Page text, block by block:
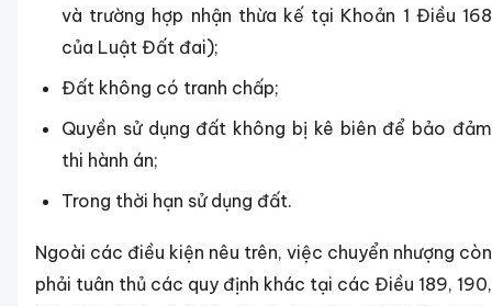
và trường hợp nhận thừa kế tại Khoản 1 Điều 168
của Luật Đất đai);
Đất không có tranh chấp;
Quyền sử dụng đất không bị kê biên để bảo đảm
thi hành án;
Trong thời hạn sử dụng đất.
Ngoài các điều kiện nêu trên, việc chuyển nhượng còn
phải tuân thủ các quy định khác tại các Điều 189, 190,